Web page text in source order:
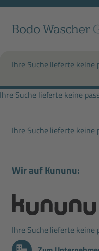
Ihre Suche lieferte keine
Ihre Suche lieferte keine
Ihre Suche lieferte keine
Wir auf Kununu:
Ihre Suche lieferte keine